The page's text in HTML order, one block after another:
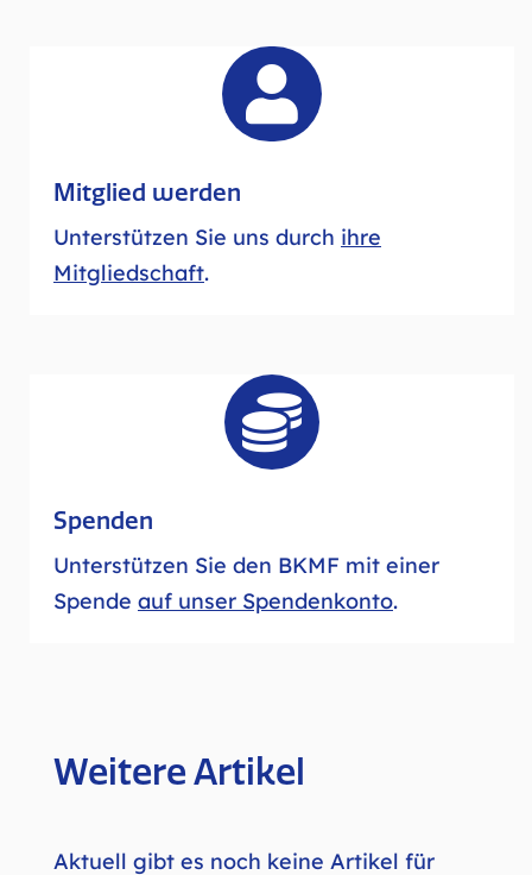

Mitglied werden
Unterstützen Sie uns durch ihre
Mitgliedschaft.

Spenden
Unterstützen Sie den BKMF mit einer
Spende auf unser Spendenkonto.
Weitere Artikel